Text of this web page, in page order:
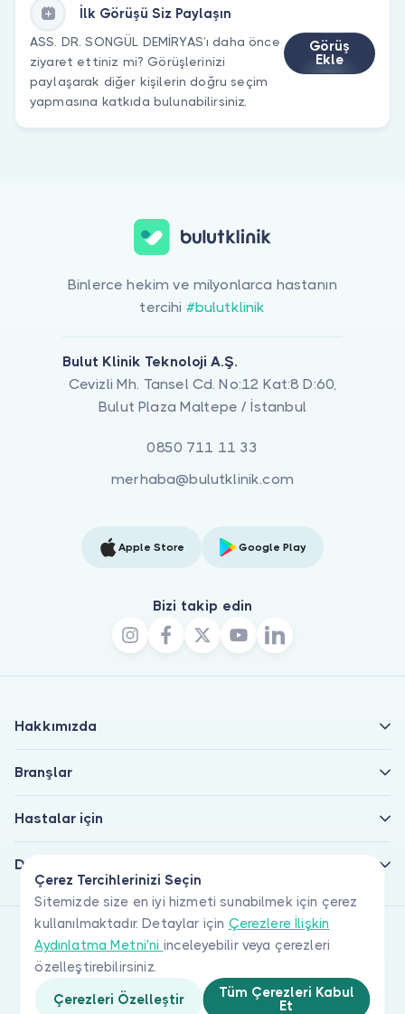
İlk Görüşü Siz Paylaşın
ASS. DR. SONGÜL DEMİRYAS’ı daha önce
ziyaret ettiniz mi? Görüşlerinizi
paylaşarak diğer kişilerin doğru seçim
yapmasına katkıda bulunabilirsiniz.
Görüş
Ekle
Çerez Tercihlerinizi Seçin
Sitemizde size en iyi hizmeti sunabilmek için çerez
kullanılmaktadır. Detaylar için Çerezlere İlişkin
Aydınlatma Metni'ni inceleyebilir veya çerezleri
özelleştirebilirsiniz.
Çerezleri Özelleştir
Tüm Çerezleri Kabul
Et
Binlerce hekim ve milyonlarca hastanın
tercihi #bulutklinik
Bulut Klinik Teknoloji A.Ş.
Cevizli Mh. Tansel Cd. No:12 Kat:8 D:60,
Bulut Plaza Maltepe / İstanbul
0850 711 11 33
merhaba@bulutklinik.com
Apple Store Google Play
Bizi takip edin
Hakkımızda
Branşlar
Hastalar için
Doktorlar için